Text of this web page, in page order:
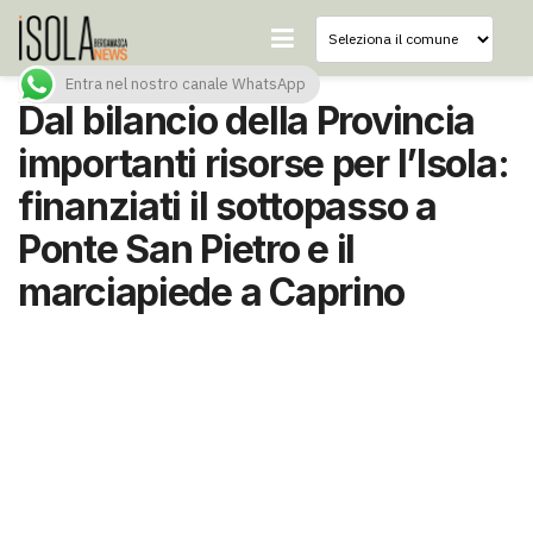
Dal bilancio della Provincia
importanti risorse per l’Isola:
finanziati il sottopasso a
Ponte San Pietro e il
marciapiede a Caprino
Entra nel nostro canale WhatsApp